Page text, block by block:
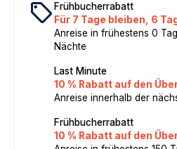
local_offer Frühbucherrabatt
Für 7 Tage bleiben, 6
Anreise in frühestens 0
Nächte
Last Minute
10 % Rabatt auf den
Anreise innerhalb der
Frühbucherrabatt
10 % Rabatt auf den